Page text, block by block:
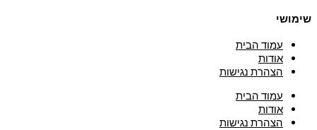
שימושי
עמוד הבית
אודות
הצהרת נגישות
עמוד הבית
אודות
הצהרת נגישות